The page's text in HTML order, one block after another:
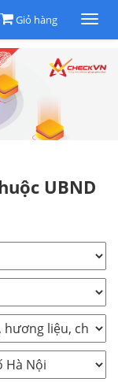
Giỏ hàng
UBND